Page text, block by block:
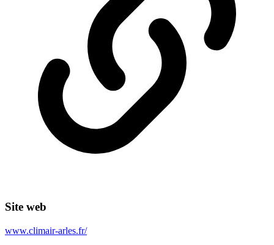
Site web
www.climair-arles.fr/